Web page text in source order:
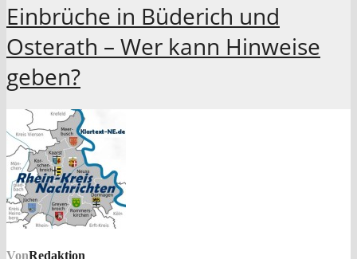
Einbrüche in Büderich und
Osterath – Wer kann Hinweise
geben?
VonRedaktion